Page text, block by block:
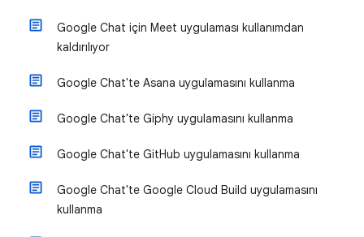
Google Chat için Meet uygulaması kullanımdan
kaldırılıyor
Google Chat'te Asana uygulamasını kullanma
Google Chat'te Giphy uygulamasını kullanma
Google Chat'te GitHub uygulamasını kullanma
Google Chat'te Google Cloud Build uygulamasını
kullanma